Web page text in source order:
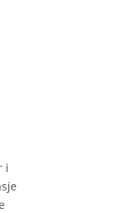
i